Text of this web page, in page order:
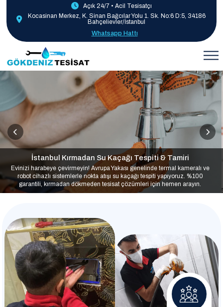
Açık 24/7 • Acil Tesisatçı
Kocasinan Merkez, K. Sinan Bağcılar Yolu 1. Sk. No:6 D:5, 34186
Bahçelievler/İstanbul
Whatsapp Hattı
İstanbul Kırmadan Su Kaçağı Tespiti & Tamiri
Evinizi harabeye çevirmeyin! Avrupa Yakası genelinde termal kameralı ve
robot cihazlı sistemlerle nokta atışı su kaçağı tespiti yapıyoruz. %100
garantili, kırmadan dökmeden tesisat çözümleri için hemen arayın.